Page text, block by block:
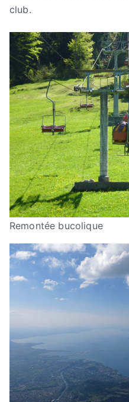
club.
Remontée bucolique